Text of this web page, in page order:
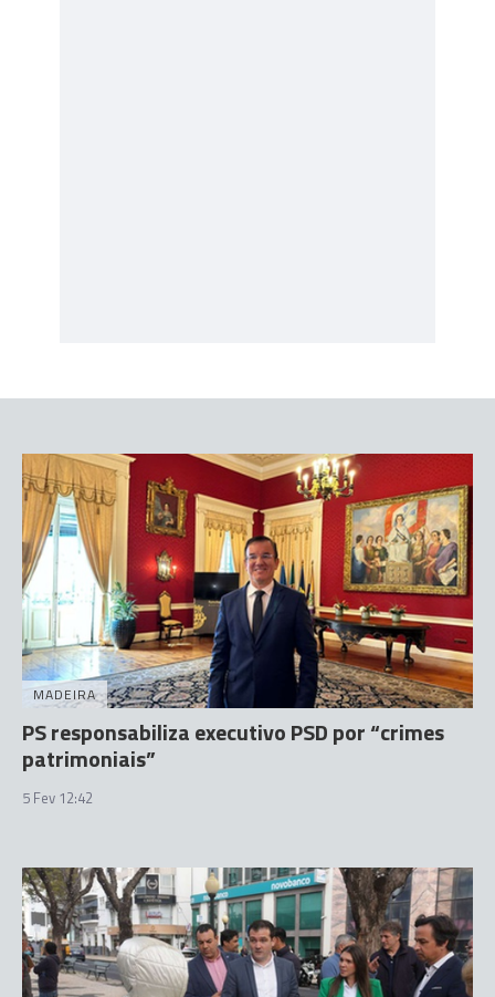
MADEIRA
PS responsabiliza executivo PSD por “crimes
patrimoniais”
5 Fev 12:42